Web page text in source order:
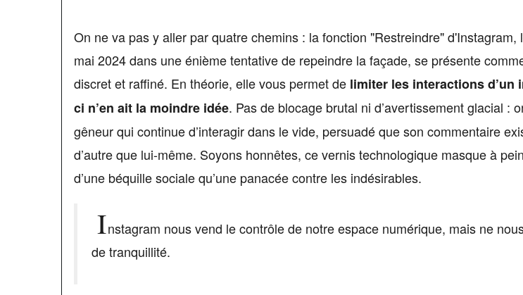
On ne va pas y aller par quatre chemins : la fonction "Restreindre"
mai 2024 dans une énième tentative de repeindre la façade, se présente
discret et raffiné. En théorie, elle vous permet de limiter les interactions d’un
ci n’en ait la moindre idée. Pas de blocage brutal ni d’avertissement glacial :
gêneur qui continue d’interagir dans le vide, persuadé que son commentaire
d’autre que lui-même. Soyons honnêtes, ce vernis technologique masque à
d’une béquille sociale qu’une panacée contre les indésirables.
Instagram nous vend le contrôle de notre espace numérique, mais ne
de tranquillité.